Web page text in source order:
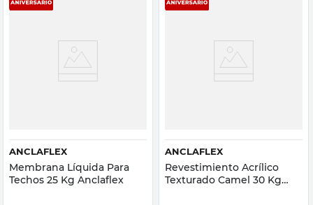
ANCLAFLEX
Membrana Líquida Para
Techos 25 Kg Anclaflex
ANCLAFLEX
Revestimiento Acrílico
Texturado Camel 30 Kg